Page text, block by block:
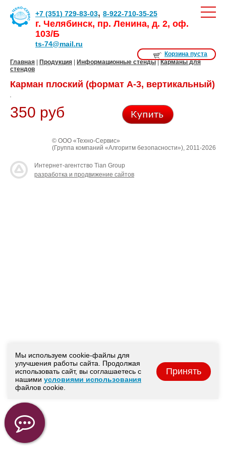
Корзина пуста
+7 (351) 729-83-03, 8-922-710-35-25
г. Челябинск, пр. Ленина, д. 2, оф.
103/Б
ts-74@mail.ru
Главная Продукция Информационные стенды|Карманы для
стендов
Карман плоский (формат А-3, вертикальный)
350 руб
© ООО «Техно-Сервис»
(Группа компаний «Алгоритм безопасности»), 2011-2026
Интернет-агентство Tian Group
разработка и продвижение сайтов
Мы используем cookie-файлы для
улучшения работы сайта. Продолжая
использовать сайт, вы соглашаетесь с
нашими условиями использования
файлов cookie.
Принять